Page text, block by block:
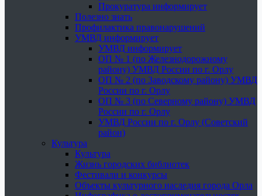
Прокуратура информирует
Полезно знать
Профилактика правонарушений
УМВД информирует
УМВД информирует
ОП № 1 (по Железнодорожному
району) УМВД России по г. Орлу
ОП № 2 (по Заводскому району) УМВД
России по г. Орлу
ОП № 3 (по Северному району) УМВД
России по г. Орлу
УМВД России по г. Орлу (Советский
район)
Культура
Культура
Жизнь городских библиотек
Фестивали и конкурсы
Объекты культурного наследия города Орла